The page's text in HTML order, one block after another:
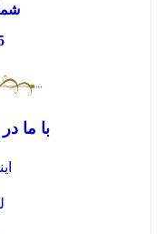
با ما